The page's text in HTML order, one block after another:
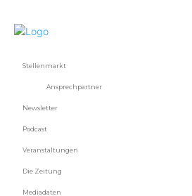
Stellenmarkt
Ansprechpartner
Newsletter
Podcast
Veranstaltungen
Die Zeitung
Mediadaten